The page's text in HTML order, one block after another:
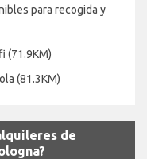
para recogida y
(71.9KM)
(81.3KM)
de